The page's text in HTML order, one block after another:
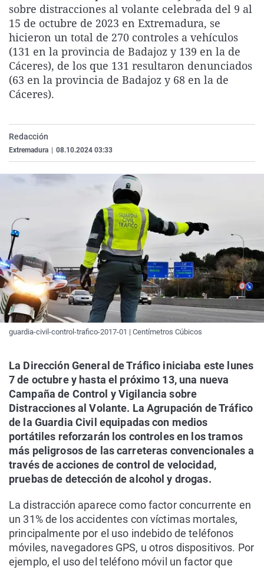
La rosa de los vientos
Gente viajera
Como el perro y el
Caso
Retornados
Equipo de
Operación Viuda
Extremadura
Galicia
La Rioja
Navarra
Virales
Televisión
Elecciones
sobre distracciones al volante celebrada del 9 al
15 de octubre de 2023 en Extremadura, se
hicieron un total de 270 controles a vehículos
(131 en la provincia de Badajoz y 139 en la de
Cáceres), de los que 131 resultaron denunciados
(63 en la provincia de Badajoz y 68 en la de
Cáceres).
Redacción
Extremadura 08.10.2024 03:33
guardia-civil-control-trafico-2017-01 | Centímetros Cúbicos
La Dirección General de Tráfico iniciaba este lunes
7 de octubre y hasta el próximo 13, una nueva
Campaña de Control y Vigilancia sobre
Distracciones al Volante. La Agrupación de Tráfico
de la Guardia Civil equipadas con medios
portátiles reforzarán los controles en los tramos
más peligrosos de las carreteras convencionales a
través de acciones de control de velocidad,
pruebas de detección de alcohol y drogas.
La distracción aparece como factor concurrente en
un 31% de los accidentes con víctimas mortales,
principalmente por el uso indebido de teléfonos
móviles, navegadores GPS, u otros dispositivos. Por
ejemplo, el uso del teléfono móvil un factor que